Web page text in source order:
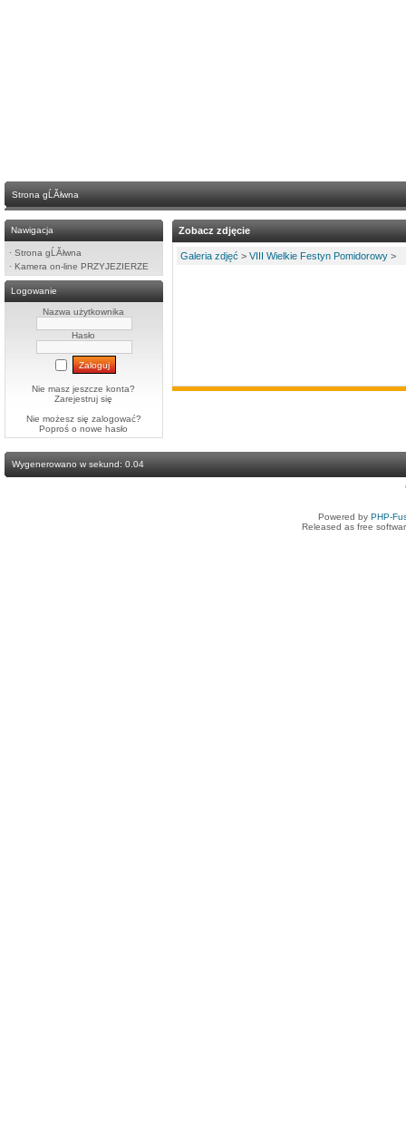
Strona gĹĂłwna
Nawigacja
· Strona gĹĂłwna
· Kamera on-line PRZYJEZIERZE
Logowanie
Nazwa użytkownika
Hasło
Nie masz jeszcze konta?
Zarejestruj się
Nie możesz się zalogować?
Poproś onowe hasło
Zobacz zdjęcie
Galeria zdjęć > VIII Wielkie Festyn Pomidorowy >
Wygenerowano w sekund: 0.04
Powered by PHP-
Released as free